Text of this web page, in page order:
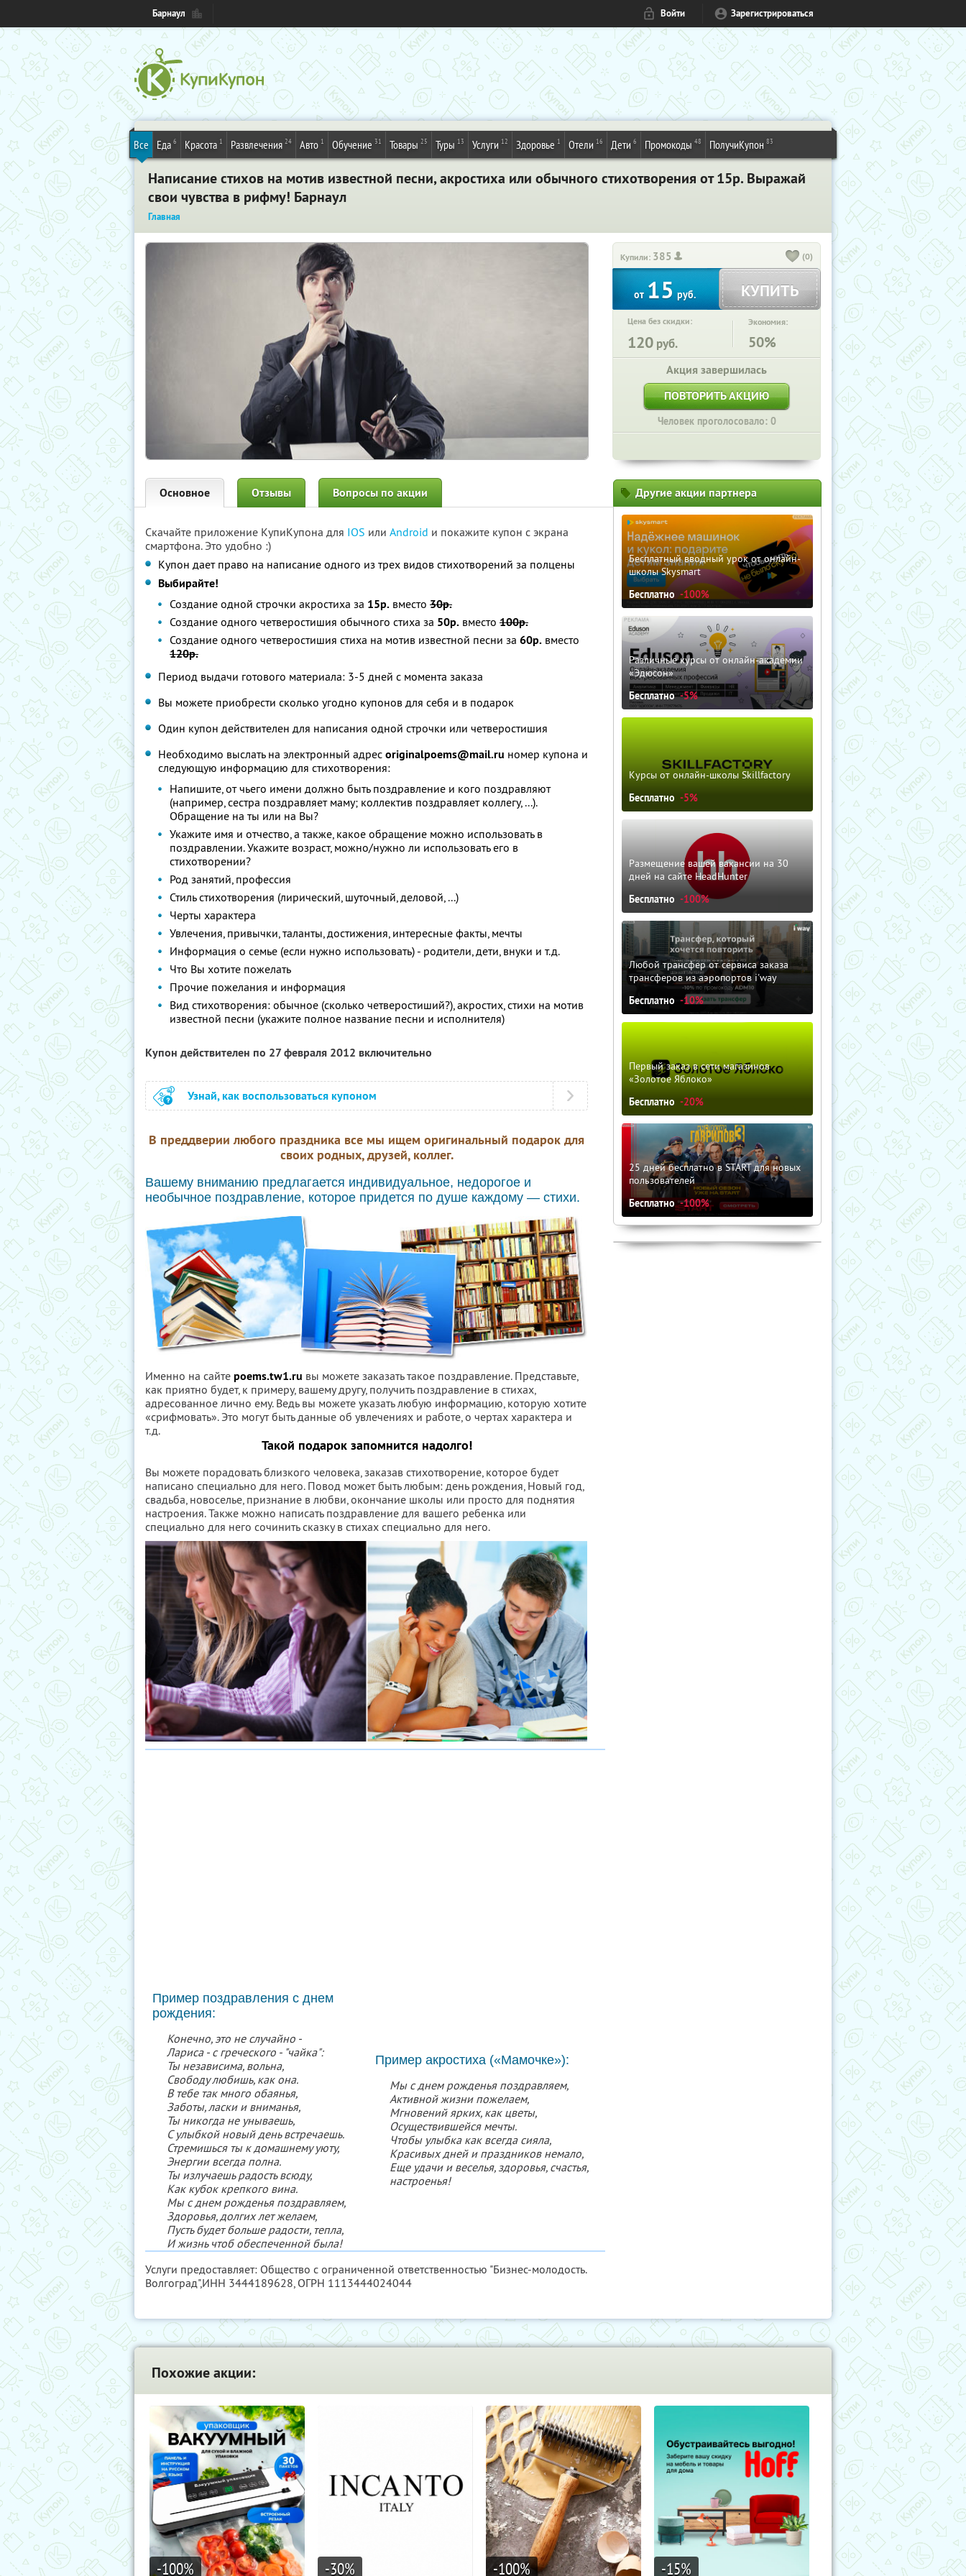
Барнаул Войти Зарегистрироваться
Все Еда 6 Красота 1 Развлечения 24 Авто 1 Обучение 31 Товары 25 Туры 13 Услуги 12 Здоровье 1 Отели 16 Дети 6 Промокоды 48 ПолучиКупон 83
Написание стихов на мотив известной песни, акростиха или обычного стихотворения от 15р. Выражай
свои чувства в рифму! Барнаул
Главная
Купили: 385 (0)
от 15руб. КУПИТЬ
Цена без скидки:
120 руб.
Экономия:
50%
Акция завершилась
ПОВТОРИТЬ АКЦИЮ
Человек проголосовало: 0
Основное Отзывы Вопросы по акции
Скачайте приложение КупиКупона для IOS или Android и покажите купон с экрана
смартфона. Это удобно :)
Купон дает право на написание одного из трех видов стихотворений за полцены
Выбирайте!
Создание одной строчки акростиха за 15р. вместо 30р.
Создание одного четверостишия обычного стиха за 50р. вместо 100р.
Создание одного четверостишия стиха на мотив известной песни за 60р. вместо
120р.
Период выдачи готового материала: 3-5 дней с момента заказа
Вы можете приобрести сколько угодно купонов для себя и в подарок
Один купон действителен для написания одной строчки или четверостишия
Необходимо выслать на электронный адрес originalpoems@mail.ru номер купона и
следующую информацию для стихотворения:
Напишите, от чьего имени должно быть поздравление и кого поздравляют
(например, сестра поздравляет маму; коллектив поздравляет коллегу, ...).
Обращение на ты или на Вы?
Укажите имя и отчество, а также, какое обращение можно использовать в
поздравлении. Укажите возраст, можно/нужно ли использовать его в
стихотворении?
Род занятий, профессия
Стиль стихотворения (лирический, шуточный, деловой, ...)
Черты характера
Увлечения, привычки, таланты, достижения, интересные факты, мечты
Информация о семье (если нужно использовать) - родители, дети, внуки и т.д.
Что Вы хотите пожелать
Прочие пожелания и информация
Вид стихотворения: обычное (сколько четверостиший?), акростих, стихи на мотив
известной песни (укажите полное название песни и исполнителя)
Купон действителен по 27 февраля 2012 включительно
Узнай, как воспользоваться купоном
В преддверии любого праздника все мы ищем оригинальный подарок для
своих родных, друзей, коллег.
Вашему вниманию предлагается индивидуальное, недорогое и
необычное поздравление, которое придется по душе каждому — стихи.
Именно на сайте poems.tw1.ru вы можете заказать такое поздравление. Представьте,
как приятно будет, к примеру, вашему другу, получить поздравление в стихах,
адресованное лично ему. Ведь вы можете указать любую информацию, которую хотите
«срифмовать». Это могут быть данные об увлечениях и работе, о чертах характера и
т.д.
Такой подарок запомнится надолго!
Вы можете порадовать близкого человека, заказав стихотворение, которое будет
написано специально для него. Повод может быть любым: день рождения, Новый год,
свадьба, новоселье, признание в любви, окончание школы или просто для поднятия
настроения. Также можно написать поздравление для вашего ребенка или
специально для него сочинить сказку в стихах специально для него.
Пример поздравления с днем
рождения:
Конечно, это не случайно -
Лариса - с греческого - "чайка":
Ты независима, вольна,
Свободу любишь, как она.
В тебе так много обаянья,
Заботы, ласки и вниманья,
Ты никогда не унываешь,
С улыбкой новый день встречаешь.
Стремишься ты к домашнему уюту,
Энергии всегда полна.
Ты излучаешь радость всюду,
Как кубок крепкого вина.
Мы с днем рожденья поздравляем,
Здоровья, долгих лет желаем,
Пусть будет больше радости, тепла,
И жизнь чтоб обеспеченной была!
Пример акростиха («Мамочке»):
Мы с днем рожденья поздравляем,
Активной жизни пожелаем,
Мгновений ярких, как цветы,
Осуществившейся мечты.
Чтобы улыбка как всегда сияла,
Красивых дней и праздников немало,
Еще удачи и веселья, здоровья, счастья,
настроенья!
Услуги предоставляет: Общество с ограниченной ответственностью "Бизнес-молодость.
Волгоград",ИНН 3444189628, ОГРН 1113444024044
Другие акции партнера
Бесплатный вводный урок от онлайн-
школы Skysmart
Бесплатно -100%
Различные курсы от онлайн-академии
«Эдюсон»
Бесплатно -5%
Курсы от онлайн-школы Skillfactory
Бесплатно -5%
Размещение вашей вакансии на 30
дней на сайте HeadHunter
Бесплатно -100%
Любой трансфер от сервиса заказа
трансферов из аэропортов i'way
Бесплатно -10%
Первый заказ в сети магазинов
«Золотое Яблоко»
Бесплатно -20%
25 дней бесплатно в START для новых
пользователей
Бесплатно -100%
Похожие акции:
-100% -30% -100% -15%